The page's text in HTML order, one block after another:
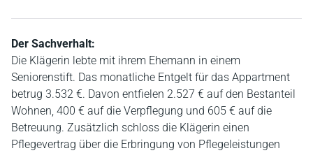
Der Sachverhalt:
Die Klägerin lebte mit ihrem Ehemann in einem
Seniorenstift. Das monatliche Entgelt für das Appartment
betrug 3.532 €. Davon entfielen 2.527 € auf den Bestanteil
Wohnen, 400 € auf die Verpflegung und 605 € auf die
Betreuung. Zusätzlich schloss die Klägerin einen
Pflegevertrag über die Erbringung von Pflegeleistungen